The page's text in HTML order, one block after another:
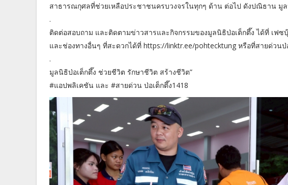
สาธารณกุศลที่ช่วยเหลือประชาชนครบวงจรในทุกๆ ด้าน ต่อไป ดังปณิธาน มู
.
ติดต่อสอบถาม และติดตามข่าวสารและกิจกรรมของมูลนิธิป่อเต็กตึ๊ง ได้ที่ เฟ
และช่องทางอื่นๆ ที่สะดวกได้ที่ https://linktr.ee/pohtecktung หรือที่สายด่วนป่
.
มูลนิธิป่อเต็กตึ๊ง ช่วยชีวิต รักษาชีวิต สร้างชีวิต”
#แอปพลิเคชัน และ #สายด่วน ป่อเต็กตึ๊ง1418